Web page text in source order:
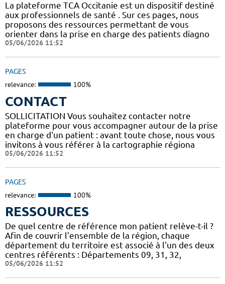
La plateforme TCA Occitanie est un dispositif destiné
aux professionnels de santé . Sur ces pages, nous
proposons des ressources permettant de vous
orienter dans la prise en charge des patients diagno
05/06/2026 11:52
PAGES
relevance: 100%
CONTACT
SOLLICITATION Vous souhaitez contacter notre
plateforme pour vous accompagner autour de la prise
en charge d'un patient : avant toute chose, nous vous
invitons à vous référer à la cartographie régiona
05/06/2026 11:52
PAGES
relevance: 100%
RESSOURCES
De quel centre de référence mon patient relève-t-il ?
Afin de couvrir l'ensemble de la région, chaque
département du territoire est associé à l'un des deux
centres référents : Départements 09, 31, 32,
05/06/2026 11:52